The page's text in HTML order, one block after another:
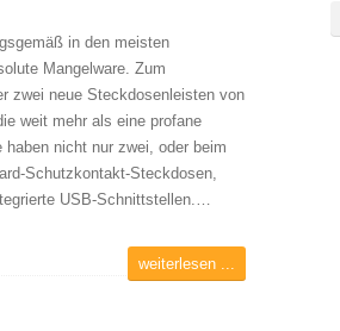
in den meisten
Mangelware. Zum
zwei neue Steckdosenleisten von
weit mehr als eine profane
haben nicht nur zwei, oder beim
Schutzkontakt-Steckdosen,
USB-Schnittstellen.…
weiterlesen ...